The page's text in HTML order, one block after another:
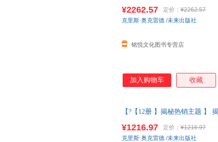
¥2262.57 定价： ¥2262.57
铭悦文化图书专营店
克里斯·奥克雷德 /未来出版社
加入购物车 收藏
【?【12册 】揭秘热销主题 】
¥1216.97 定价： ¥1216.97
克里斯·奥克雷德 /未来出版社